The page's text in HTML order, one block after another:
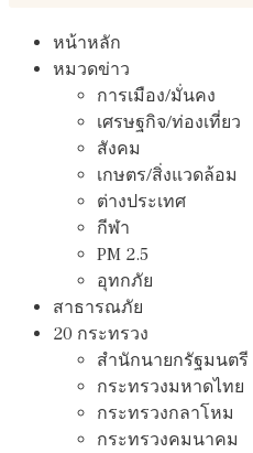
หน้าหลัก
หมวดข่าว
การเมือง/มั่นคง
เศรษฐกิจ/ท่องเที่ยว
สังคม
เกษตร/สิ่งแวดล้อม
ต่างประเทศ
กีฬา
PM 2.5
อุทกภัย
สาธารณภัย
20 กระทรวง
สํานักนายกรัฐมนตรี
กระทรวงมหาดไทย
กระทรวงกลาโหม
กระทรวงคมนาคม